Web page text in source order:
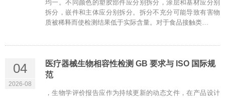
均一。不同颜色的塑胶部件应分别拆分，涂层和基材应分别
拆分，嵌件和主体应分别拆分。拆分不充分可能导致有害物
质被稀释而使检测结果低于实际含量。对于食品接触类…
04
2026-08
医疗器械生物相容性检测 GB 要求与 ISO 国际规
范
，生物学评价报告应作为持续更新的动态文件，在产品设计